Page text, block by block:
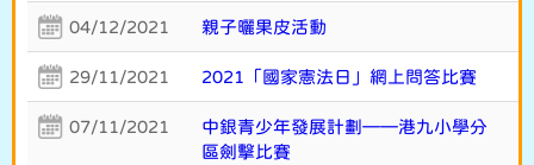
04/12/2021 親子曬果皮活動
29/11/2021 2021「國家憲法日」網上問答比賽
07/11/2021
中銀青少年發展計劃——港九小學分
區劍擊比賽